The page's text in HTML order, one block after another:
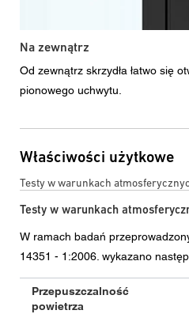
Na zewnątrz
Od zewnątrz skrzydła łatwo się
pionowego uchwytu.
Właściwości użytkowe
Testy w warunkach
Testy w warunkach
W ramach badań
14351 - 1:2006. wykazano
Przepuszczalność
powietrza